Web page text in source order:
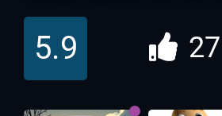
Мячей ио
5.9 27